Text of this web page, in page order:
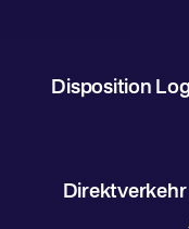
Disposition